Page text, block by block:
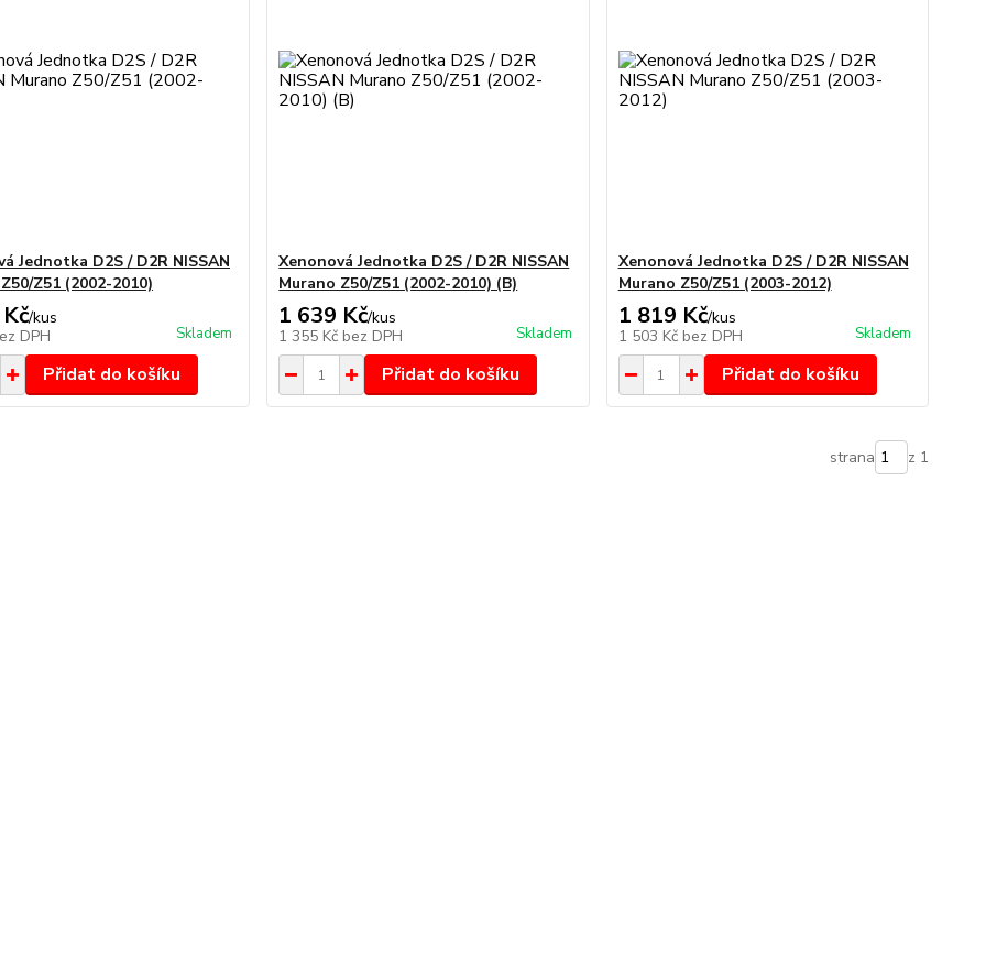
Jednotka D2S / D2R NISSAN
Z51 (2002-2010)
/kus
DPH
Skladem
Přidat do košíku
Xenonová Jednotka D2S / D2R NISSAN
Murano Z50/Z51 (2002-2010) (B)
1 639 Kč/kus
1 355 Kč bez DPH Skladem
Přidat do košíku
Xenonová Jednotka D2S / D2R NISSAN
Murano Z50/Z51 (2003-2012)
1 819 Kč/kus
1 503 Kč bez DPH Skladem
Přidat do košíku
strana z 1